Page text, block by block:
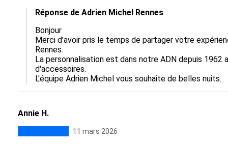
Réponse de Adrien Michel Rennes
Bonjour
Merci d’avoir pris le temps de partager votre
Rennes.
La personnalisation est dans notre ADN depuis 1962
d'accessoires.
L'équipe Adrien Michel vous souhaite de belles nuits.
Annie H.
11 mars 2026